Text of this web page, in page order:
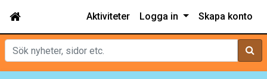
Aktiviteter Logga in Skapa konto
Sök